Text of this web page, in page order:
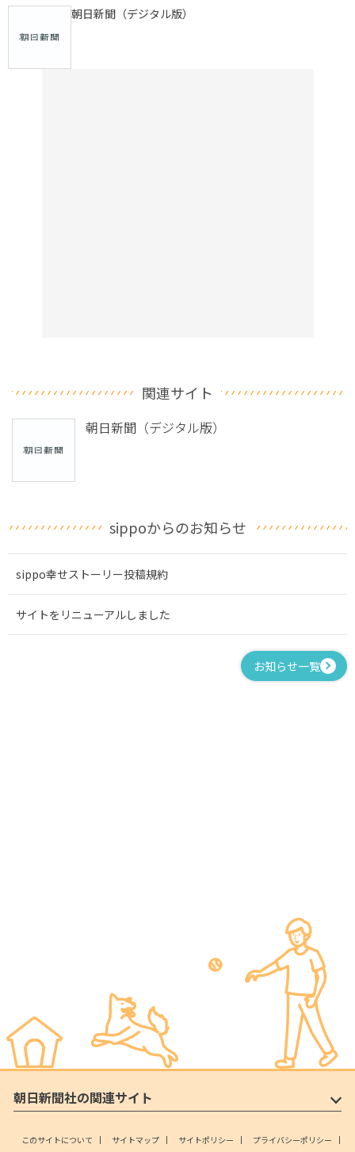
朝日新聞（デジタル版）
関連サイト
朝日新聞（デジタル版）
sippoからのお知らせ
sippo幸せストーリー投稿規約
サイトをリニューアルしました
お知らせ一覧
朝日新聞社の関連サイト
このサイトについて サイトマップ サイトポリシー プライバシーポリシー